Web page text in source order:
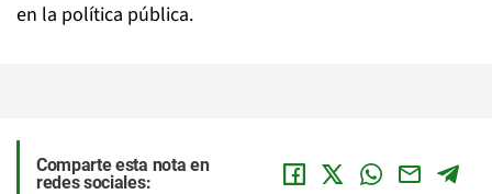
en la política pública.
Comparte esta nota en
redes sociales: